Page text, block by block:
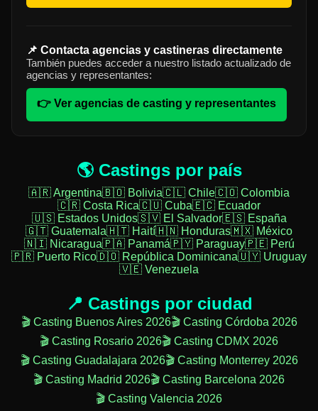
📌 Contacta agencias y castineras directamente
También puedes acceder a nuestro listado actualizado de
agencias y representantes:
👉 Ver agencias de casting y representantes
🌎 Castings por país
🇦🇷 Argentina🇧🇴 Bolivia🇨🇱 Chile🇨🇴 Colombia
🇨🇷 Costa Rica🇨🇺 Cuba🇪🇨 Ecuador
🇺🇸 Estados Unidos🇸🇻 El Salvador🇪🇸 España
🇬🇹 Guatemala🇭🇹 Haití🇭🇳 Honduras🇲🇽 México
🇳🇮 Nicaragua🇵🇦 Panamá🇵🇾 Paraguay🇵🇪 Perú
🇵🇷 Puerto Rico🇩🇴 República Dominicana🇺🇾 Uruguay
🇻🇪 Venezuela
📍 Castings por ciudad
🎬 Casting Buenos Aires 2026🎬 Casting Córdoba 2026
🎬 Casting Rosario 2026🎬 Casting CDMX 2026
🎬 Casting Guadalajara 2026🎬 Casting Monterrey 2026
🎬 Casting Madrid 2026🎬 Casting Barcelona 2026
🎬 Casting Valencia 2026